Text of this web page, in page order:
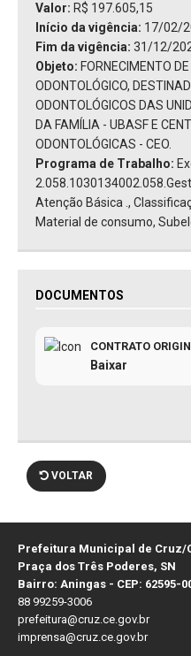
Valor: R$ 197.605,15
Início da vigência: 17/02/
Fim da vigência: 31/12/
Objeto: FORNECIMENTO DE
ODONTOLÓGICO,
ODONTOLÓGICOS DAS
DA FAMÍLIA - UBASF E
ODONTOLÓGICAS - CEO.
Programa de Trabalho:
Atenção Básica .,
Material de consumo,
DOCUMENTOS
CONTRATO
Baixar
VOLTAR
Prefeitura Municipal de Cruz/
Praça dos Três Poderes, SN
Bairro: Aningas - CEP: 62595-
88 99259-3006
prefeitura@cruz.ce.gov.br
imprensa@cruz.ce.gov.br